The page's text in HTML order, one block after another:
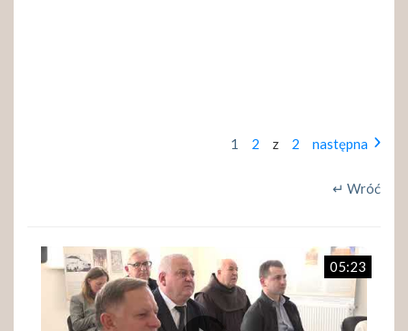
1 2 z 2 następna
↵ Wróć
05:23